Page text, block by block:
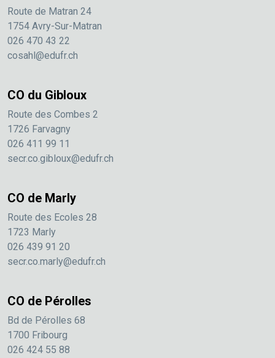
Route de Matran 24
1754 Avry-Sur-Matran
026 470 43 22
cosahl@edufr.ch
CO du Gibloux
Route des Combes 2
1726 Farvagny
026 411 99 11
secr.co.gibloux@edufr.ch
CO de Marly
Route des Ecoles 28
1723 Marly
026 439 91 20
secr.co.marly@edufr.ch
CO de Pérolles
Bd de Pérolles 68
1700 Fribourg
026 424 55 88